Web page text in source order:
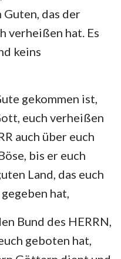
das der
verheißen hat. Es
keins
gekommen ist,
euch verheißen
auch über euch
bis er euch
Land, das euch
hat,
Bund des HERRN,
geboten hat,